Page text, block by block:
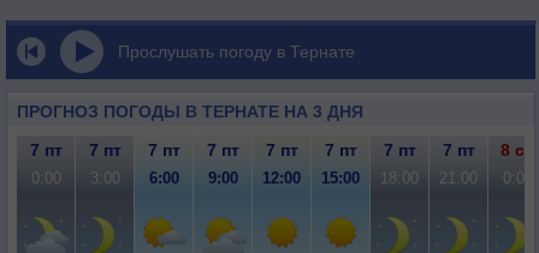
Прослушать погоду в Тернате
ПРОГНОЗ ПОГОДЫ В ТЕРНАТЕ НА 3 ДНЯ
7 пт 7 пт 7 пт 7 пт 7 пт 7 пт 7 пт 7 пт 8 сб
0:00 3:00 6:00 9:00 12:00 15:00 18:00 21:00 0:00